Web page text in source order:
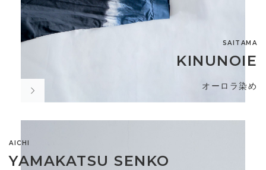
SAITAMA
KINUNOIE
オーロラ染め
AICHI
YAMAKATSU SENKO